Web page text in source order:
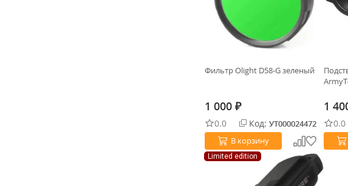
Фильтр Olight D58-G зеленый
1 000 ₽
0.0 Код: УТ000024472
В корзину
1
0.0
Limited edition